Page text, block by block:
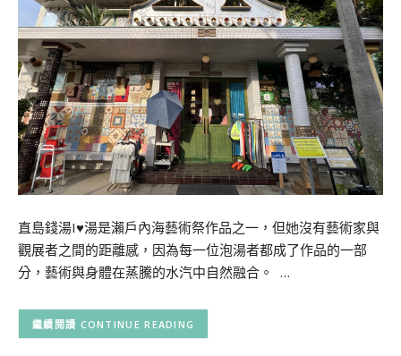
直島錢湯I♥湯是瀨戶內海藝術祭作品之一，但她沒有藝術家與
觀展者之間的距離感，因為每一位泡湯者都成了作品的一部
分，藝術與身體在蒸騰的水汽中自然融合。 …
CONTINUE READING